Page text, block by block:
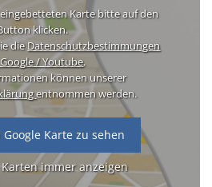
Karte bitte auf den
klicken.
dieDatenschutzbestimmungen
/ Youtube.
können unserer
entnommen werden.
Karte zu sehen
Karten immer anzeigen